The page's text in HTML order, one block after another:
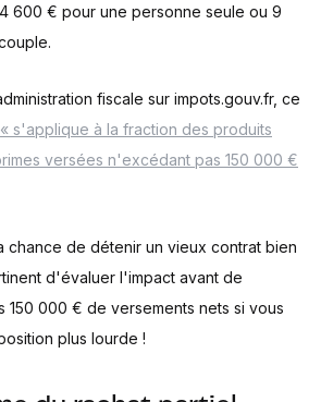
600 € pour une personne seule ou 9
fiscale sur impots.gouv.fr, ce
« s'applique à la fraction des produits
versées n'excédant pas 150 000 €
chance de détenir un vieux contrat bien
d'évaluer l'impact avant de
150 000 € de versements nets si vous
plus lourde !